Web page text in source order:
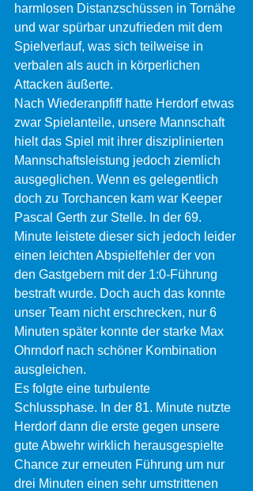
harmlosen Distanzschüssen in Tornähe
und war spürbar unzufrieden mit dem
Spielverlauf, was sich teilweise in
verbalen als auch in körperlichen
Attacken äußerte.
Nach Wiederanpfiff hatte Herdorf etwas
zwar Spielanteile, unsere Mannschaft
hielt das Spiel mit ihrer disziplinierten
Mannschaftsleistung jedoch ziemlich
ausgeglichen. Wenn es gelegentlich
doch zu Torchancen kam war Keeper
Pascal Gerth zur Stelle. In der 69.
Minute leistete dieser sich jedoch leider
einen leichten Abspielfehler der von
den Gastgebern mit der 1:0-Führung
bestraft wurde. Doch auch das konnte
unser Team nicht erschrecken, nur 6
Minuten später konnte der starke Max
Ohrndorf nach schöner Kombination
ausgleichen.
Es folgte eine turbulente
Schlussphase. In der 81. Minute nutzte
Herdorf dann die erste gegen unsere
gute Abwehr wirklich herausgespielte
Chance zur erneuten Führung um nur
drei Minuten einen sehr umstrittenen